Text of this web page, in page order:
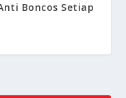
Boncos Setiap